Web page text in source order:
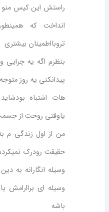
راستش این کیس
انداخت که
تروبااطمینان بیشتری
بنظرم اگه یه چرایی
پیدانکنی یه روز
هات اشتباه
یاوقتی روحت از
من از اول زندگی م
حقیقت رودرک
وسیله انگارانه به
وسیله ای براارامش
باشه